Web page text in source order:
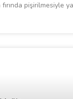
pişirilmesiyle